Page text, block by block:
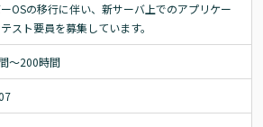
OSの移行に伴い、新サーバ上でのアプリケー
スト要員を募集しています。
〜200時間